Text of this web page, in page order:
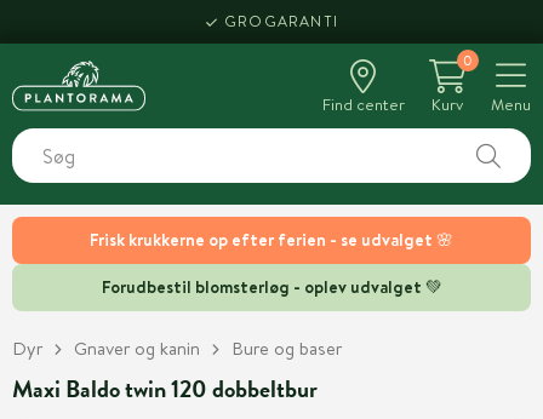
Frisk krukkerne op efter ferien - se udvalget 🌸
Forudbestil blomsterløg - oplev udvalget 💚
GROGARANTI
Find center
0
Kurv
Menu
Dyr Gnaver og kanin Bure og baser
Maxi Baldo twin 120 dobbeltbur